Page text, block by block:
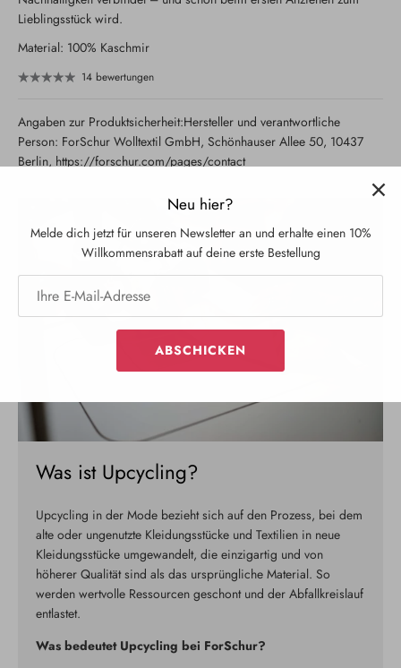
Lieblingsstück wird.
Material: 100% Kaschmir
14 bewertungen
Angaben zur Produktsicherheit:Hersteller und verantwortliche
Person: ForSchur Wolltextil GmbH, Schönhauser Allee 50, 10437
Berlin, https://forschur.com/pages/contact
Was ist Upcycling?
Upcycling in der Mode bezieht sich auf den Prozess, bei dem
alte oder ungenutzte Kleidungsstücke und Textilien in neue
Kleidungsstücke umgewandelt, die einzigartig und von
höherer Qualität sind als das ursprüngliche Material. So
werden wertvolle Ressourcen geschont und der Abfallkreislauf
entlastet.
Was bedeutet Upcycling bei ForSchur?
Neu hier?
Melde dich jetzt für unseren Newsletter an und erhalte einen 10%
Willkommensrabatt auf deine erste Bestellung